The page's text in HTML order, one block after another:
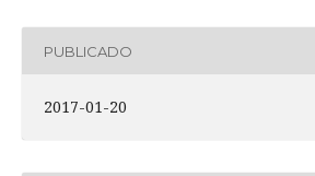
PUBLICADO
2017-01-20